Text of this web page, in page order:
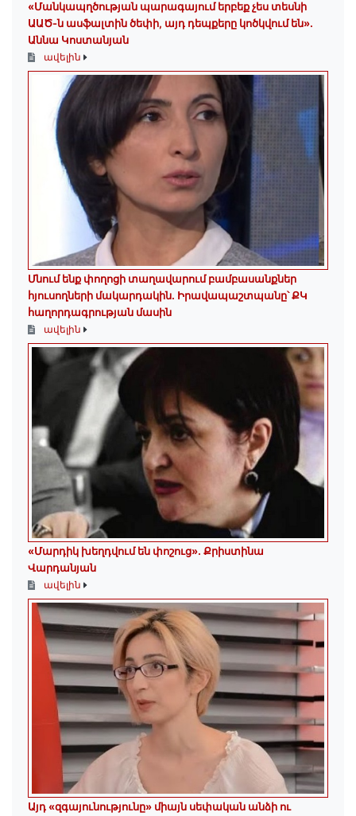
«Մանկապղծության պարագայում երբեք չես տեսնի
ԱԱԾ-ն ասֆալտին ծեփի, այդ դեպքերը կոծկվում են»․
Աննա Կոստանյան
ավելին
Մնում ենք փողոցի տաղավարում բամբասանքներ
հյուսողների մակարդակին․ Իրավապաշտպանը՝ ՔԿ
հաղորդագրության մասին
ավելին
«Մարդիկ խեղդվում են փոշուց»․ Քրիստինա
Վարդանյան
ավելին
Այդ «զգայունությունը» միայն սեփական անձի ու